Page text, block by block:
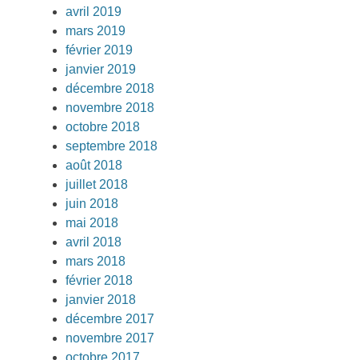
avril 2019
mars 2019
février 2019
janvier 2019
décembre 2018
novembre 2018
octobre 2018
septembre 2018
août 2018
juillet 2018
juin 2018
mai 2018
avril 2018
mars 2018
février 2018
janvier 2018
décembre 2017
novembre 2017
octobre 2017